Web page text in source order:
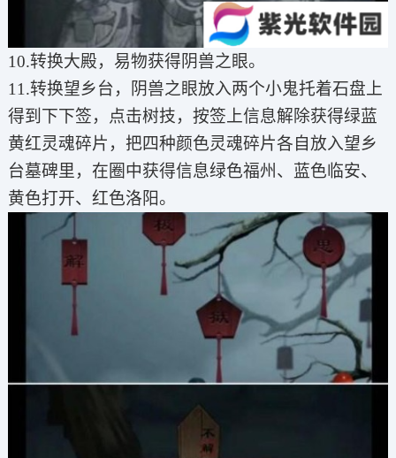
10.转换大殿，易物获得阴兽之眼。
11.转换望乡台，阴兽之眼放入两个小鬼托着石盘上
得到下下签，点击树技，按签上信息解除获得绿蓝
黄红灵魂碎片，把四种颜色灵魂碎片各自放入望乡
台墓碑里，在圈中获得信息绿色福州、蓝色临安、
黄色打开、红色洛阳。